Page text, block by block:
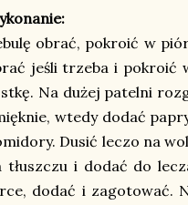
obrać, pokroić w
jeśli trzeba i pokroić
Na dużej patelni
wtedy dodać
Dusić leczo na
tłuszczu i dodać do
dodać i zagotować.